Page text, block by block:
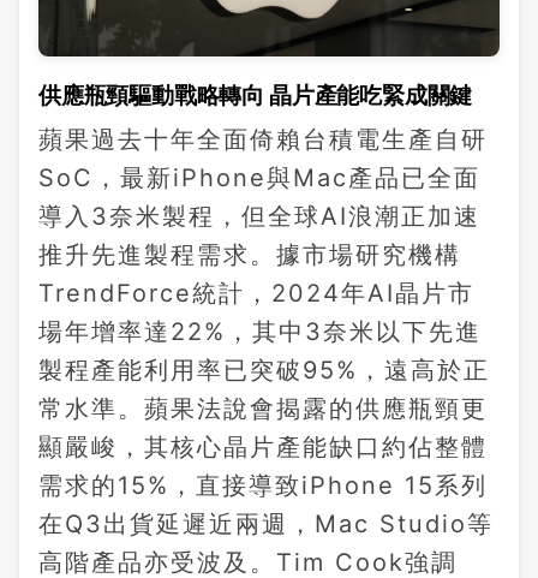
供應瓶頸驅動戰略轉向 晶片產能吃緊成關鍵
蘋果過去十年全面倚賴台積電生產自研
SoC，最新iPhone與Mac產品已全面
導入3奈米製程，但全球AI浪潮正加速
推升先進製程需求。據市場研究機構
TrendForce統計，2024年AI晶片市
場年增率達22%，其中3奈米以下先進
製程產能利用率已突破95%，遠高於正
常水準。蘋果法說會揭露的供應瓶頸更
顯嚴峻，其核心晶片產能缺口約佔整體
需求的15%，直接導致iPhone 15系列
在Q3出貨延遲近兩週，Mac Studio等
高階產品亦受波及。Tim Cook強調